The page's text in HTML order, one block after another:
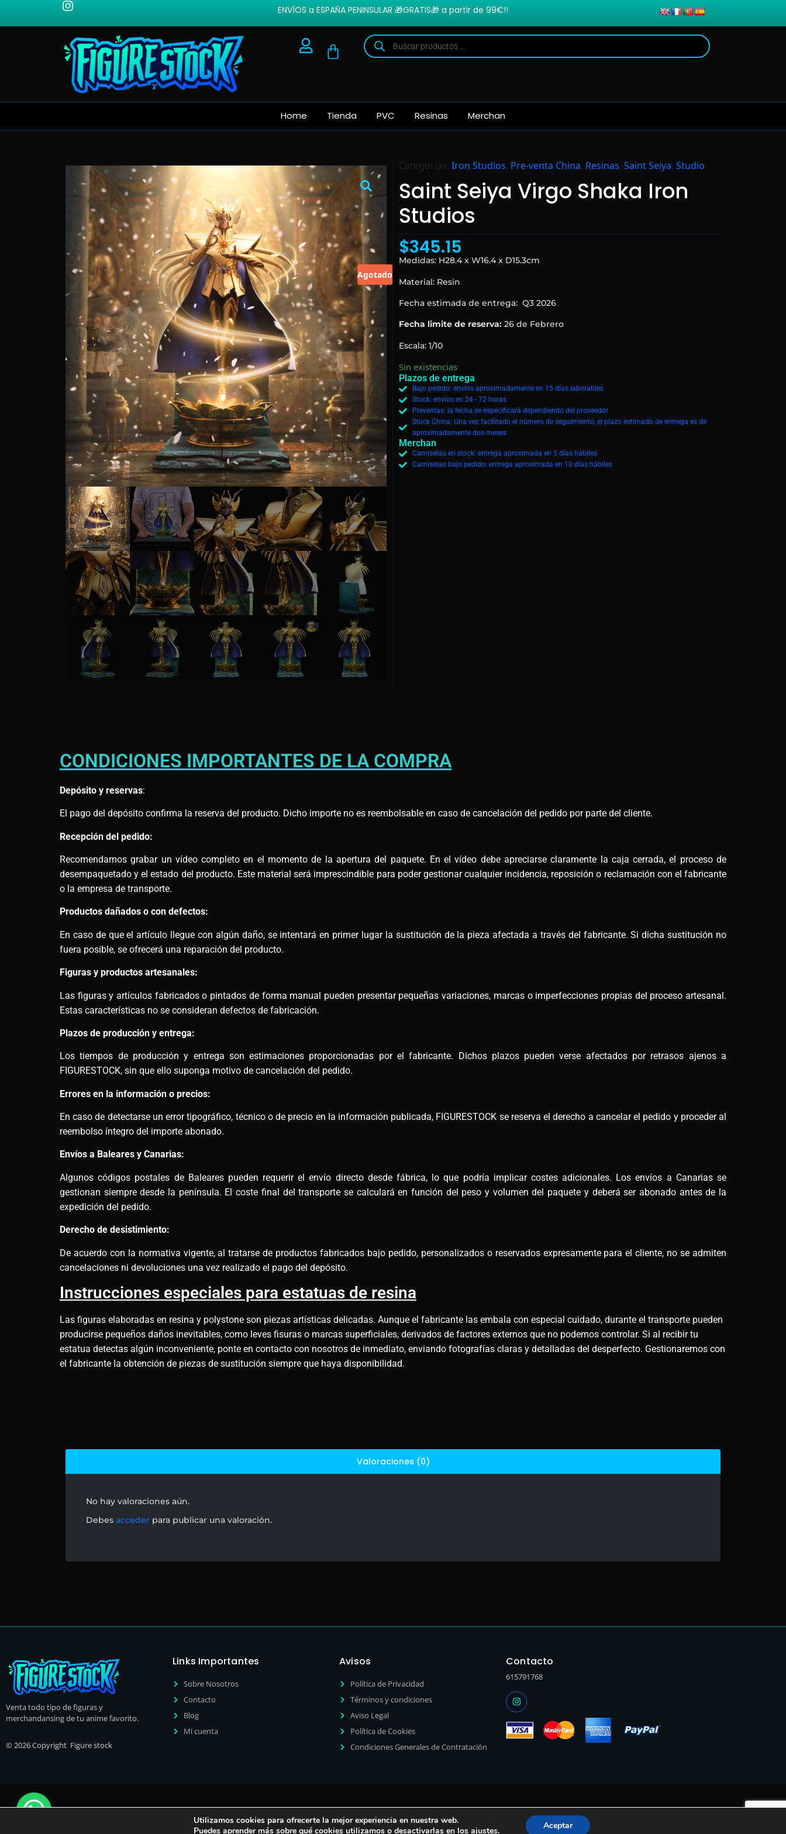
ENVÍOS a ESPAÑA PENINSULAR 🎁GRATIS🎁 a partir de 99€!!
Home Tienda PVC Resinas Merchan
Agotado
Categorías: Iron Studios Pre-venta China Resinas Saint Seiya Studio
Saint Seiya Virgo Shaka Iron
Studios
$345.15
Medidas: H28.4 x W16.4 x D15.3cm
Material: Resin
Fecha estimada de entrega: Q3 2026
Fecha limite de reserva: 26 de Febrero
Escala: 1/10
Sin existencias
Plazos de entrega
Bajo pedido: envíos aproximadamente en 15 días laborables
Stock: envíos en 24 - 72 horas
Preventas: la fecha se especificará dependiendo del proveedor
Stock China: Una vez facilitado el número de seguimiento, el plazo estimado de entrega es de
aproximadamente dos meses
Merchan
Camisetas en stock: entrega aproximada en 5 días hábiles
Camisetas bajo pedido: entrega aproximada en 10 días hábiles
CONDICIONES IMPORTANTES DE LA COMPRA
Depósito y reservas:
El pago del depósito confirma la reserva del producto. Dicho importe no es reembolsable en caso de cancelación del pedido por parte del cliente.
Recepción del pedido:
Recomendamos grabar un vídeo completo en el momento de la apertura del paquete. En el vídeo debe apreciarse claramente la caja cerrada, el proceso de
desempaquetado y el estado del producto. Este material será imprescindible para poder gestionar cualquier incidencia, reposición o reclamación con el fabricante
o la empresa de transporte.
Productos dañados o con defectos:
En caso de que el artículo llegue con algún daño, se intentará en primer lugar la sustitución de la pieza afectada a través del fabricante. Si dicha sustitución no
fuera posible, se ofrecerá una reparación del producto.
Figuras y productos artesanales:
Las figuras y artículos fabricados o pintados de forma manual pueden presentar pequeñas variaciones, marcas o imperfecciones propias del proceso artesanal.
Estas características no se consideran defectos de fabricación.
Plazos de producción y entrega:
Los tiempos de producción y entrega son estimaciones proporcionadas por el fabricante. Dichos plazos pueden verse afectados por retrasos ajenos a
FIGURESTOCK, sin que ello suponga motivo de cancelación del pedido.
Errores en la información o precios:
En caso de detectarse un error tipográfico, técnico o de precio en la información publicada, FIGURESTOCK se reserva el derecho a cancelar el pedido y proceder al
reembolso íntegro del importe abonado.
Envíos a Baleares y Canarias:
Algunos códigos postales de Baleares pueden requerir el envío directo desde fábrica, lo que podría implicar costes adicionales. Los envíos a Canarias se
gestionan siempre desde la península. El coste final del transporte se calculará en función del peso y volumen del paquete y deberá ser abonado antes de la
expedición del pedido.
Derecho de desistimiento:
De acuerdo con la normativa vigente, al tratarse de productos fabricados bajo pedido, personalizados o reservados expresamente para el cliente, no se admiten
cancelaciones ni devoluciones una vez realizado el pago del depósito.
Instrucciones especiales para estatuas de resina
Las figuras elaboradas en resina y polystone son piezas artísticas delicadas. Aunque el fabricante las embala con especial cuidado, durante el transporte pueden
producirse pequeños daños inevitables, como leves fisuras o marcas superficiales, derivados de factores externos que no podemos controlar. Si al recibir tu
estatua detectas algún inconveniente, ponte en contacto con nosotros de inmediato, enviando fotografías claras y detalladas del desperfecto. Gestionaremos con
el fabricante la obtención de piezas de sustitución siempre que haya disponibilidad.
Valoraciones (0)
No hay valoraciones aún.
Debes acceder para publicar una valoración.
Venta todo tipo de figuras y
merchandansing de tu anime favorito.
© 2026 Copyright Figure stock
Links Importantes
Sobre Nosotros
Contacto
Blog
Mi cuenta
Avisos
Política de Privacidad
Términos y condiciones
Aviso Legal
Política de Cookies
Condiciones Generales de Contratación
Contacto
615791768
Utilizamos cookies para ofrecerte la mejor experiencia en nuestra web.
Puedes aprender más sobre qué cookies utilizamos o desactivarlas en losajustes. Aceptar